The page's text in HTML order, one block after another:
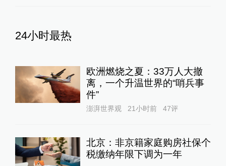
24小时最热
欧洲燃烧之夏：33万人大撤
离，一个升温世界的“哨兵事
件”
澎湃世界观 21小时前 47评
北京：非京籍家庭购房社保个
税缴纳年限下调为一年